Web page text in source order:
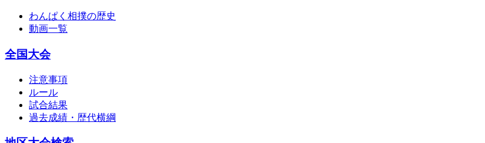
わんぱく相撲の歴史
動画一覧
全国大会
注意事項
ルール
試合結果
過去成績・歴代横綱